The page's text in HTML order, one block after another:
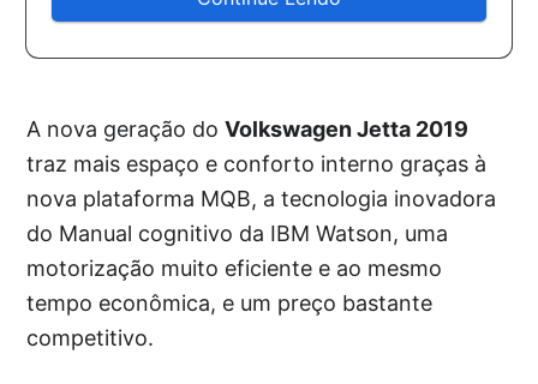
A nova geração doVolkswagen Jetta 2019
traz mais espaço e conforto interno graças à
nova plataforma MQB, a tecnologia inovadora
do Manual cognitivo da IBM Watson, uma
motorização muito eficiente e ao mesmo
tempo econômica, e um preço bastante
competitivo.